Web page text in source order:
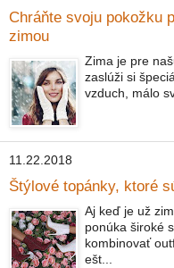
Chráňte svoju pokožku
zimou
Zima je pre
zaslúži si
vzduch, málo
11.22.2018
Štýlové topánky, ktoré
Aj keď je už
ponúka široké
kombinovať
ešt...